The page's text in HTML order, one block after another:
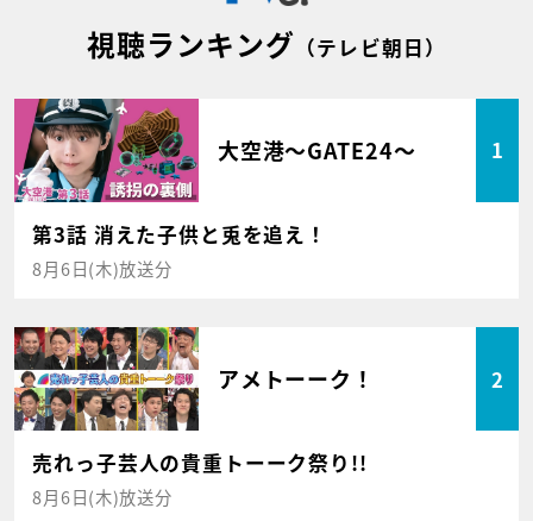
視聴ランキング （テレビ朝日）
大空港～GATE24～ 1
第3話 消えた子供と兎を追え！
8月6日(木)放送分
アメトーーク！ 2
売れっ子芸人の貴重トーーク祭り!!
8月6日(木)放送分